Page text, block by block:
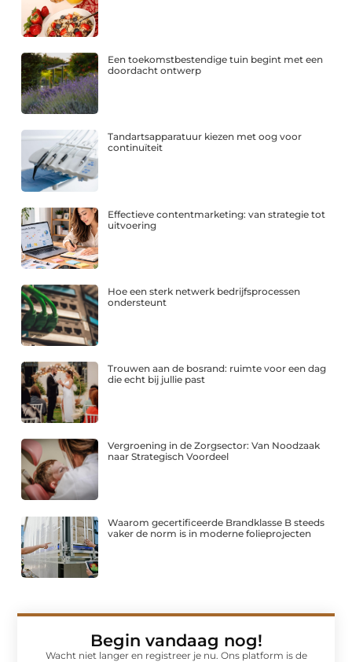
Een toekomstbestendige tuin begint met een
doordacht ontwerp
Tandartsapparatuur kiezen met oog voor
continuïteit
Effectieve contentmarketing: van strategie tot
uitvoering
Hoe een sterk netwerk bedrijfsprocessen
ondersteunt
Trouwen aan de bosrand: ruimte voor een dag
die echt bij jullie past
Vergroening in de Zorgsector: Van Noodzaak
naar Strategisch Voordeel
Waarom gecertificeerde Brandklasse B steeds
vaker de norm is in moderne folieprojecten
Begin vandaag nog!
Wacht niet langer en registreer je nu. Ons platform is de